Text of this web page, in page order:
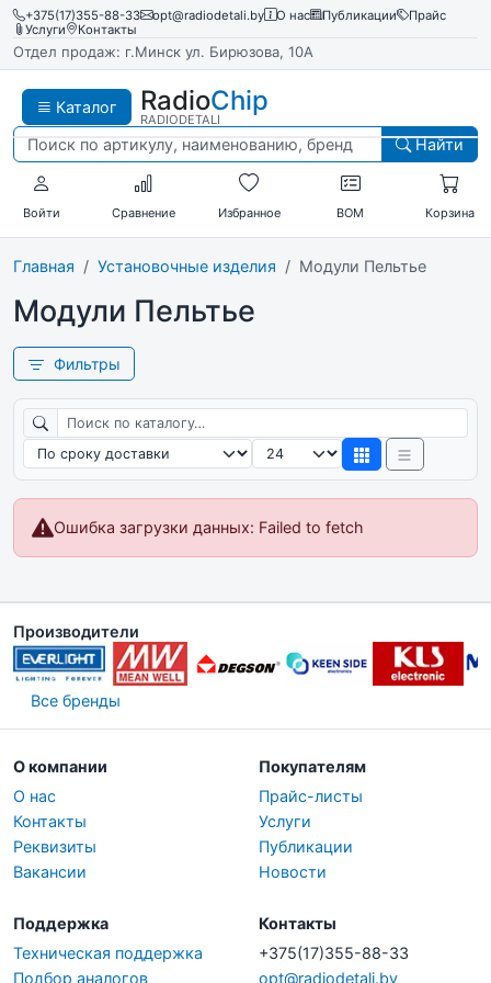
+375(17)355-88-33 opt@radiodetali.by О нас Публикации
Прайс
Услуги
Контакты
Отдел продаж: г.Минск ул. Бирюзова, 10А
Каталог RadioChip
RADIODETALI
Найти
Войти Сравнение Избранное BOM Корзина
Главная Установочные изделия Модули Пельтье
Модули Пельтье
Фильтры
Поиск по каталогу
Сортировка
Товаров на странице
Ошибка загрузки данных: Failed to fetch
Производители
Все бренды
О компании
О нас
Контакты
Реквизиты
Вакансии
Покупателям
Прайс-листы
Услуги
Публикации
Новости
Поддержка
Техническая поддержка
Подбор аналогов
Контакты
+375(17)355-88-33
opt@radiodetali.by